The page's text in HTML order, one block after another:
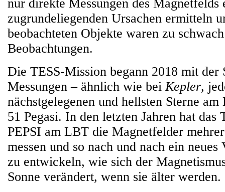
nur direkte Messungen des Magnetfelds
zugrundeliegenden Ursachen ermitteln
beobachteten Objekte waren zu
Beobachtungen.
Die TESS-Mission begann 2018 mit der
Messungen – ähnlich wie beiKepler,
nächstgelegenen und hellsten Sterne
51 Pegasi. In den letzten Jahren hat das
PEPSI am LBT die Magnetfelder
messen und so nach und nach ein neues
zu entwickeln, wie sich der
Sonne verändert, wenn sie älter werden.